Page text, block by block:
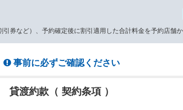
券など）、予約確定後に割引適用した合計料金を予約店舗か
事前に必ずご確認ください
貸渡約款（ 契約条項 ）